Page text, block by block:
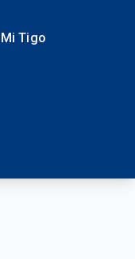
Mi Tigo